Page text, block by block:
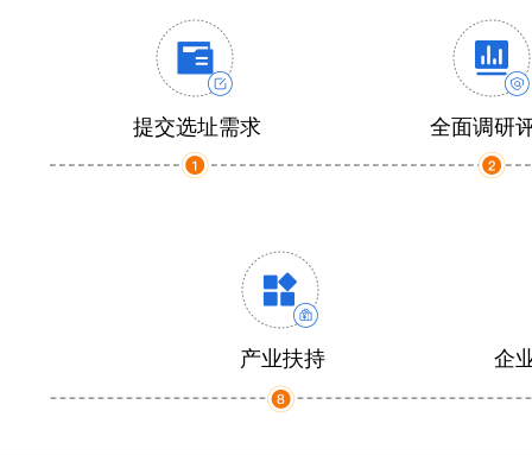
提交选址需求 全面调研
产业扶持 企